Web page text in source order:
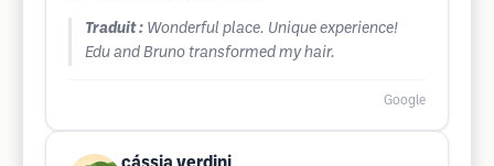
Traduit : Wonderful place. Unique experience!
Edu and Bruno transformed my hair.
Google